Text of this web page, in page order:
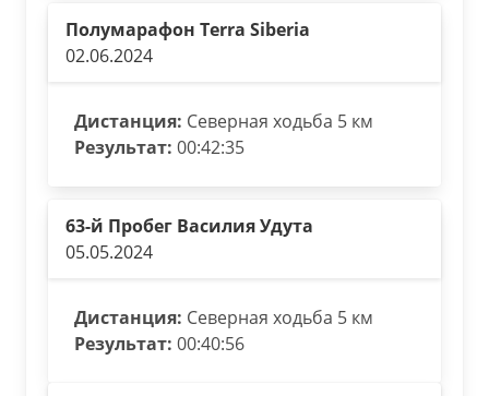
Полумарафон Terra Siberia
02.06.2024
Дистанция: Северная ходьба 5 км
Результат: 00:42:35
63-й Пробег Василия Удута
05.05.2024
Дистанция: Северная ходьба 5 км
Результат: 00:40:56